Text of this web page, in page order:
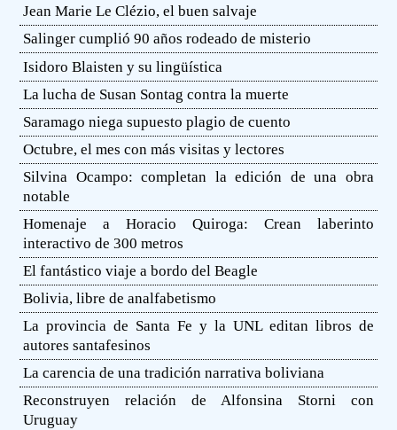
Jean Marie Le Clézio, el buen salvaje
Salinger cumplió 90 años rodeado de misterio
Isidoro Blaisten y su lingüística
La lucha de Susan Sontag contra la muerte
Saramago niega supuesto plagio de cuento
Octubre, el mes con más visitas y lectores
Silvina Ocampo: completan la edición de una obra
notable
Homenaje a Horacio Quiroga: Crean laberinto
interactivo de 300 metros
El fantástico viaje a bordo del Beagle
Bolivia, libre de analfabetismo
La provincia de Santa Fe y la UNL editan libros de
autores santafesinos
La carencia de una tradición narrativa boliviana
Reconstruyen relación de Alfonsina Storni con
Uruguay